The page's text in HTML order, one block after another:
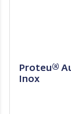
Proteu®
Inox